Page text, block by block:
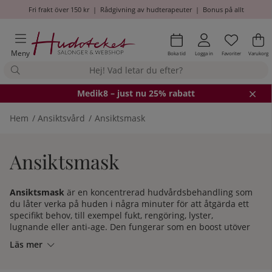
Fri frakt över 150 kr| Rådgivning av hudterapeuter| Bonus på allt
Meny Boka tid Logga in Antal i
.
Favoriter .
Varukorg
Medik8 – just nu 25% rabatt
Hem Ansiktsvård Ansiktsmask
Ansiktsmask
Ansiktsmask är en koncentrerad hudvårdsbehandling som
du låter verka på huden i några minuter för att åtgärda ett
specifikt behov, till exempel fukt, rengöring, lyster,
lugnande eller anti-age. Den fungerar som en boost utöver
Läs mer